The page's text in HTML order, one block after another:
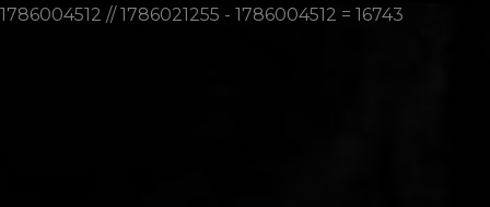
1786004512 // 1786021255 - 1786004512 = 16743